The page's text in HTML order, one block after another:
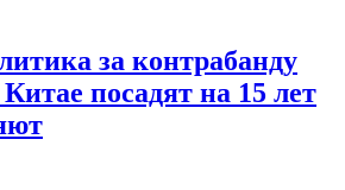
за контрабанду
посадят на 15 лет